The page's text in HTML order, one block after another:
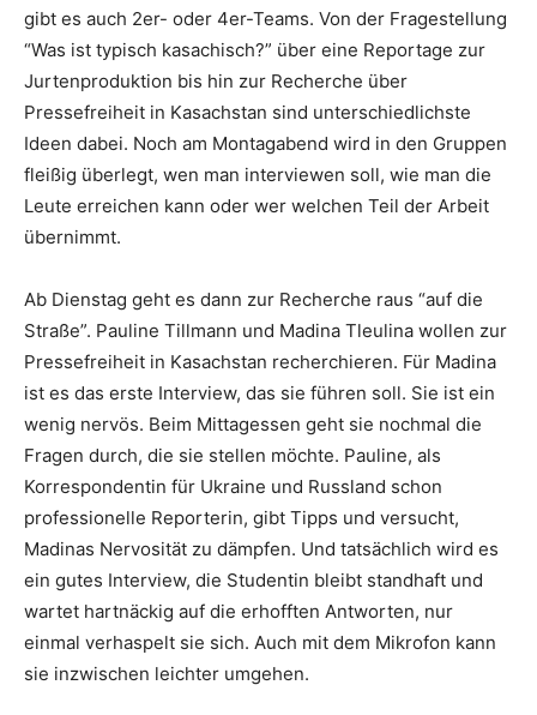
gibt es auch 2er- oder 4er-Teams. Von der Fragestellung
“Was ist typisch kasachisch?” über eine Reportage zur
Jurtenproduktion bis hin zur Recherche über
Pressefreiheit in Kasachstan sind unterschiedlichste
Ideen dabei. Noch am Montagabend wird in den Gruppen
fleißig überlegt, wen man interviewen soll, wie man die
Leute erreichen kann oder wer welchen Teil der Arbeit
übernimmt.
Ab Dienstag geht es dann zur Recherche raus “auf die
Straße”. Pauline Tillmann und Madina Tleulina wollen zur
Pressefreiheit in Kasachstan recherchieren. Für Madina
ist es das erste Interview, das sie führen soll. Sie ist ein
wenig nervös. Beim Mittagessen geht sie nochmal die
Fragen durch, die sie stellen möchte. Pauline, als
Korrespondentin für Ukraine und Russland schon
professionelle Reporterin, gibt Tipps und versucht,
Madinas Nervosität zu dämpfen. Und tatsächlich wird es
ein gutes Interview, die Studentin bleibt standhaft und
wartet hartnäckig auf die erhofften Antworten, nur
einmal verhaspelt sie sich. Auch mit dem Mikrofon kann
sie inzwischen leichter umgehen.